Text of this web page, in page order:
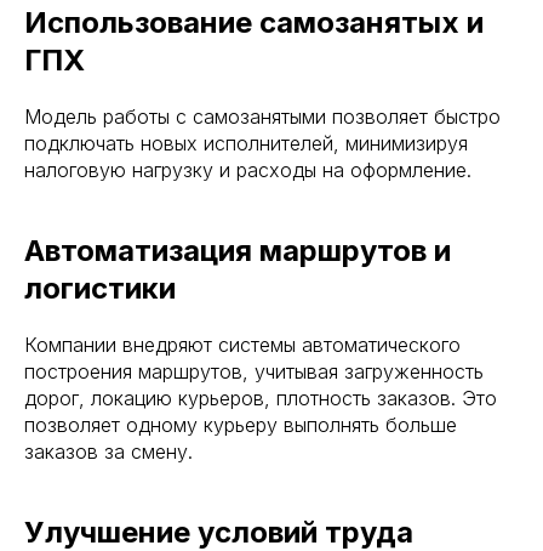
Использование самозанятых и
ГПХ
Модель работы с самозанятыми позволяет быстро
подключать новых исполнителей, минимизируя
налоговую нагрузку и расходы на оформление.
Автоматизация маршрутов и
логистики
Компании внедряют системы автоматического
построения маршрутов, учитывая загруженность
дорог, локацию курьеров, плотность заказов. Это
позволяет одному курьеру выполнять больше
заказов за смену.
Улучшение условий труда